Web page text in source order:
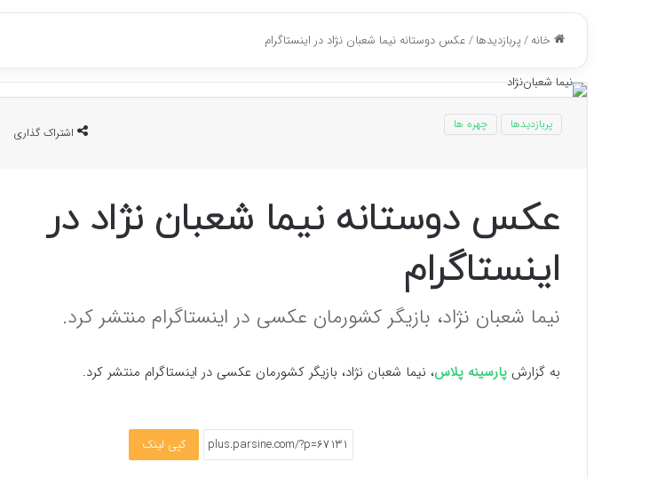
خانه/پربازدیدها/عکس دوستانه نیما شعبان نژاد در اینستاگرام
اشتراک گذاری
پربازدیدها چهره ها
عکس دوستانه نیما شعبان نژاد در
اینستاگرام
نیما شعبان نژاد، بازیگر کشورمان عکسی در اینستاگرام منتشر کرد.
به گزارش پارسینه پلاس، نیما شعبان نژاد، بازیگر کشورمان عکسی در اینستاگرام منتشر کرد.
کپی لینک